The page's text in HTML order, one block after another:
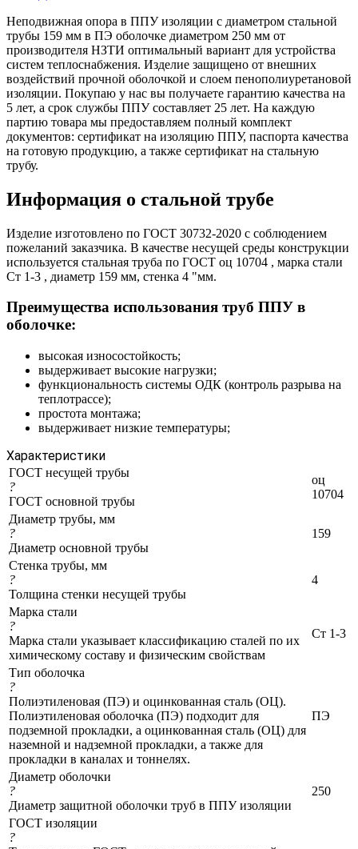
Неподвижная опора в ППУ изоляции с диаметром стальной
трубы 159 мм в ПЭ оболочке диаметром 250 мм от
производителя НЗТИ оптимальный вариант для устройства
систем теплоснабжения. Изделие защищено от внешних
воздействий прочной оболочкой и слоем пенополиуретановой
изоляции. Покупаю у нас вы получаете гарантию качества на
5 лет, а срок службы ППУ составляет 25 лет. На каждую
партию товара мы предоставляем полный комплект
документов: сертификат на изоляцию ППУ, паспорта качества
на готовую продукцию, а также сертификат на стальную
трубу.
Информация о стальной трубе
Изделие изготовлено по ГОСТ 30732-2020 с соблюдением
пожеланий заказчика. В качестве несущей среды конструкции
используется стальная труба по ГОСТ оц 10704 , марка стали
Ст 1-3 , диаметр 159 мм, стенка 4 "мм.
Преимущества использования труб ППУ в
оболочке:
высокая износостойкость;
выдерживает высокие нагрузки;
функциональность системы ОДК (контроль разрыва на
теплотрассе);
простота монтажа;
выдерживает низкие температуры;
Характеристики
ГОСТ несущей трубы
?
ГОСТ основной трубы
оц
10704
Диаметр трубы, мм
?
Диаметр основной трубы
159
Стенка трубы, мм
?
Толщина стенки несущей трубы
4
Марка стали
?
Марка стали указывает классификацию сталей по их
химическому составу и физическим свойствам
Ст 1-3
Тип оболочка
?
Полиэтиленовая (ПЭ) и оцинкованная сталь (ОЦ).
Полиэтиленовая оболочка (ПЭ) подходит для
подземной прокладки, а оцинкованная сталь (ОЦ) для
наземной и надземной прокладки, а также для
прокладки в каналах и тоннелях.
ПЭ
Диаметр оболочки
?
Диаметр защитной оболочки труб в ППУ изоляции
250
ГОСТ изоляции
?